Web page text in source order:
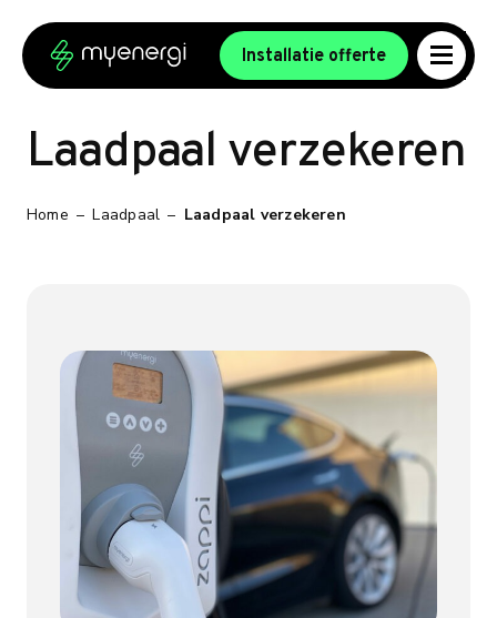
Installatie offerte
Laadpaal verzekeren
Home – Laadpaal – Laadpaal verzekeren